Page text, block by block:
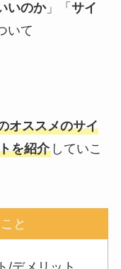
いのか」「 サイ
いて
オススメのサイ
を紹介していこ
と